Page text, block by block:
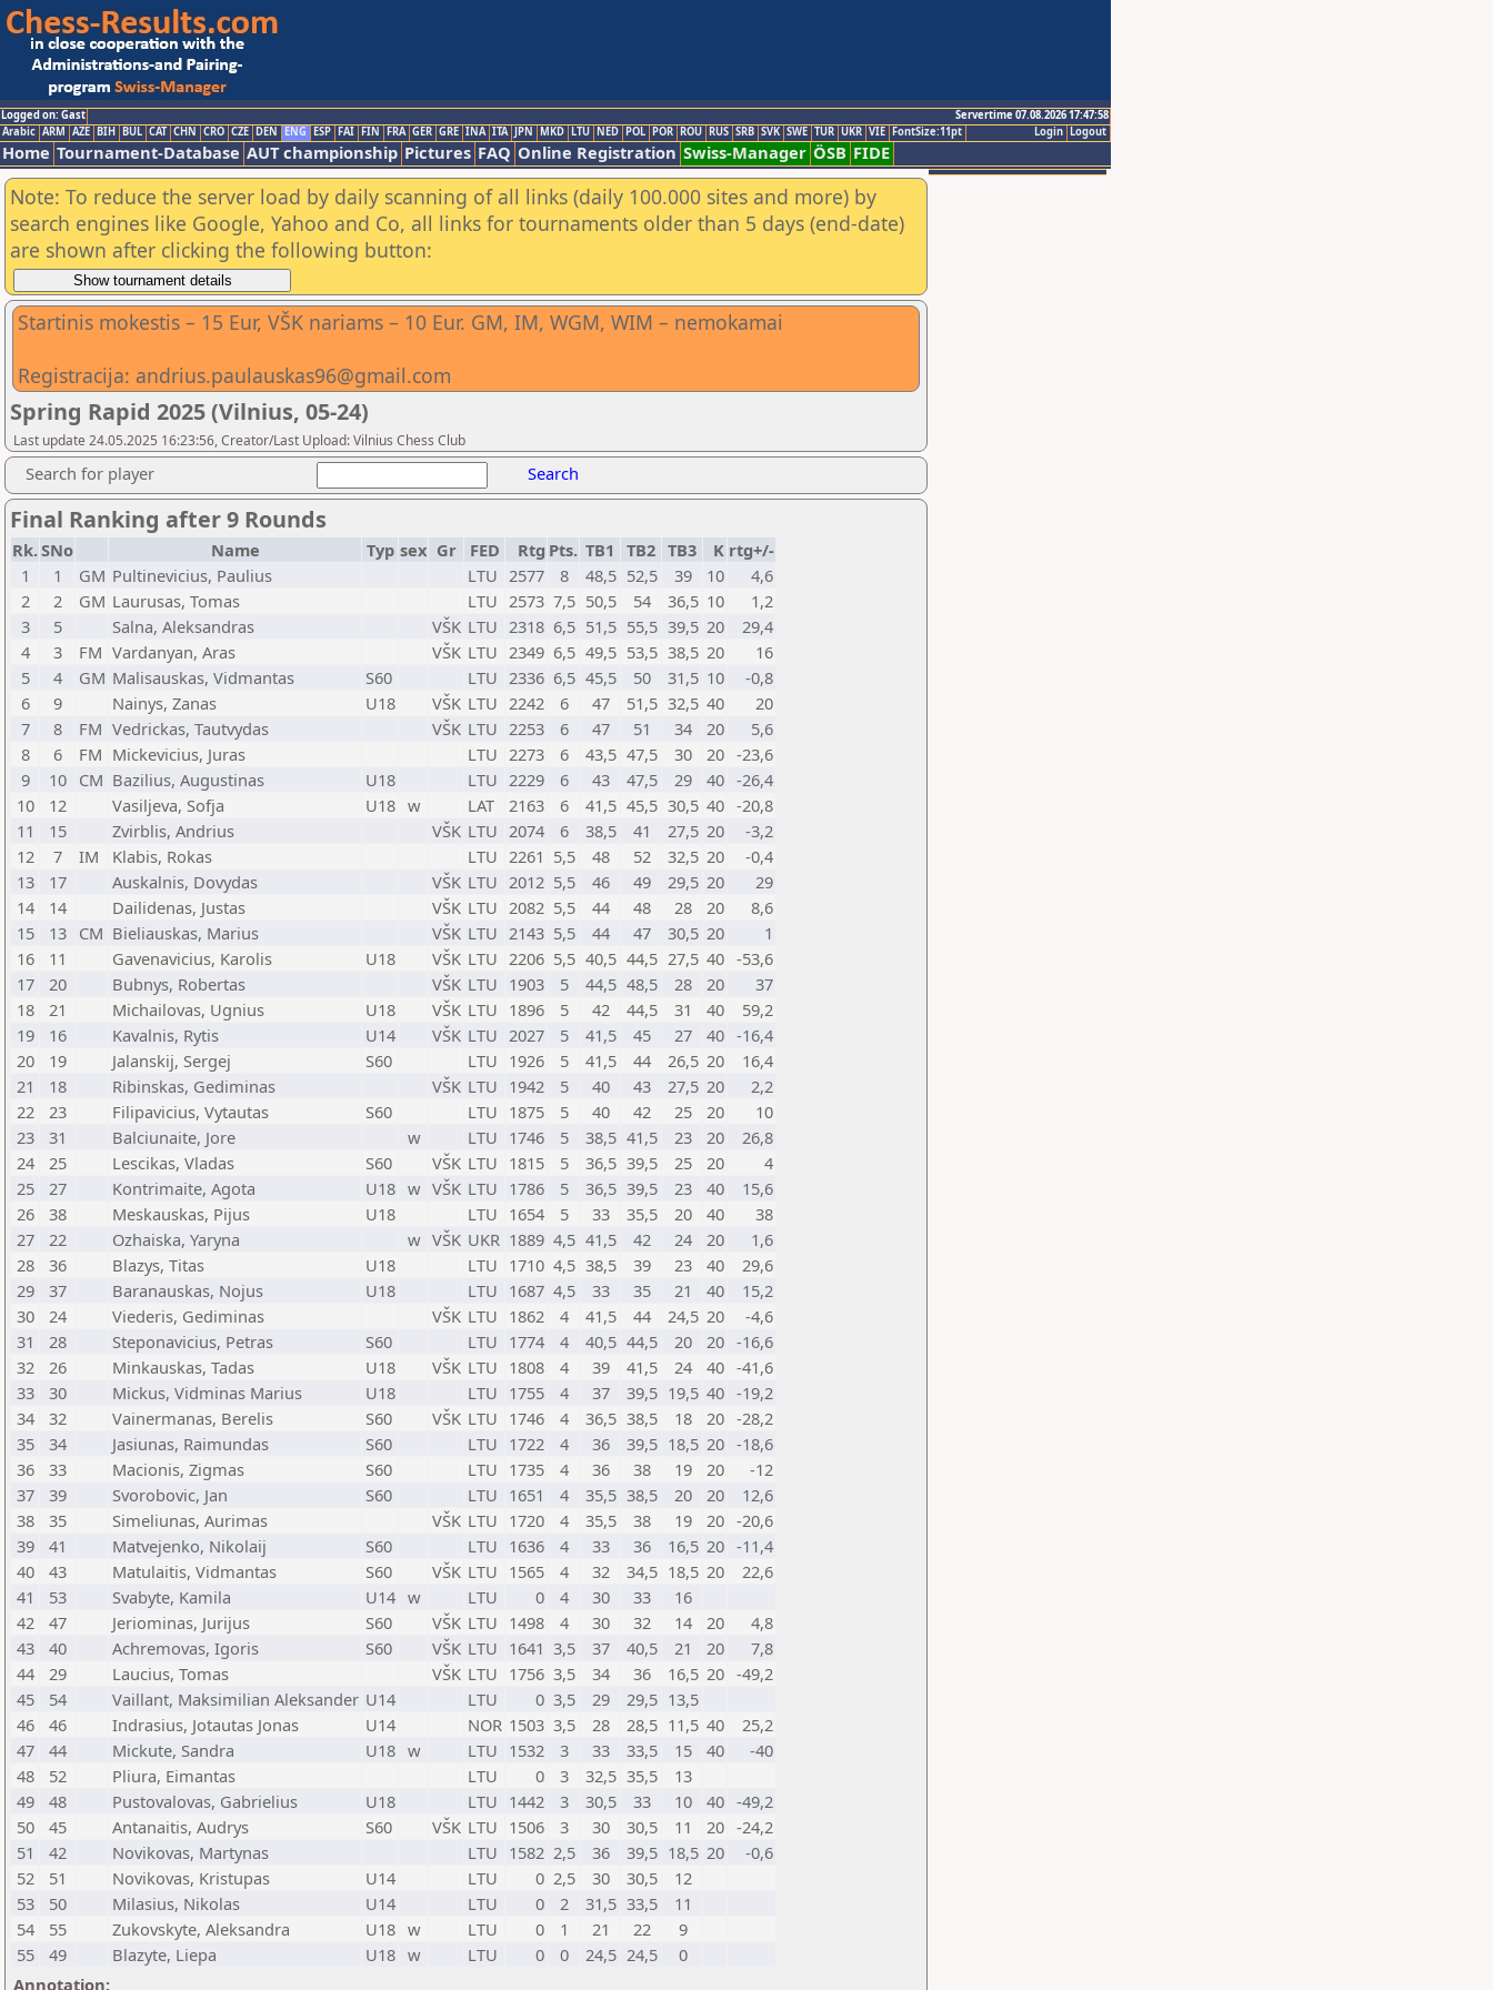
Logged on: Gast
Servertime 07.08.2026 17:47:58
Logout
Login
Arabic ARM AZE BIH BUL CAT CHN CRO CZE DEN ENG ESP FAI FIN FRA GER GRE INA ITA JPN MKD LTU NED POL POR ROU RUS SRB SVK SWE TUR UKR VIE FontSize:11pt
Home Tournament-Database AUT championship Pictures FAQ Online Registration Swiss-Manager ÖSB FIDE
Note: To reduce the server load by daily scanning of all links (daily 100.000 sites and more) by
search engines like Google, Yahoo and Co, all links for tournaments older than 5 days (end-date)
are shown after clicking the following button:
Startinis mokestis – 15 Eur, VŠK nariams – 10 Eur. GM, IM, WGM, WIM – nemokamai
Registracija: andrius.paulauskas96@gmail.com
Spring Rapid 2025 (Vilnius, 05-24)
Last update 24.05.2025 16:23:56, Creator/Last Upload: Vilnius Chess Club
Search for player Search
Final Ranking after 9 Rounds
Rk.SNo Name Typ sex Gr FED Rtg Pts. TB1 TB2 TB3 K rtg+/-
1
1 GM Pultinevicius, Paulius LTU 2577 8 48,5 52,5 39 10
4,6
2
2 GM Laurusas, Tomas LTU 2573 7,5 50,5 54 36,5 10
1,2
3
5 Salna, Aleksandras VŠK LTU 2318 6,5 51,5 55,5 39,5 20
29,4
4
3 FM Vardanyan, Aras VŠK LTU 2349 6,5 49,5 53,5 38,5 20
16
5
4 GM Malisauskas, Vidmantas S60 LTU 2336 6,5 45,5 50 31,5 10
-0,8
6
9 Nainys, Zanas U18 VŠK LTU 2242 6 47 51,5 32,5 40
20
7
8 FM Vedrickas, Tautvydas VŠK LTU 2253 6 47 51 34 20
5,6
8
6 FM Mickevicius, Juras LTU 2273 6 43,5 47,5 30 20 -23,6
9
10 CM Bazilius, Augustinas U18 LTU 2229 6 43 47,5 29 40 -26,4
10
12 Vasiljeva, Sofja U18 w LAT 2163 6 41,5 45,5 30,5 40 -20,8
11
15 Zvirblis, Andrius VŠK LTU 2074 6 38,5 41 27,5 20
-3,2
12
7 IM Klabis, Rokas LTU 2261 5,5 48 52 32,5 20
-0,4
13
17 Auskalnis, Dovydas VŠK LTU 2012 5,5 46 49 29,5 20
29
14
14 Dailidenas, Justas VŠK LTU 2082 5,5 44 48 28 20
8,6
15
13 CM Bieliauskas, Marius VŠK LTU 2143 5,5 44 47 30,5 20
1
16
11 Gavenavicius, Karolis U18 VŠK LTU 2206 5,5 40,5 44,5 27,5 40 -53,6
17
20 Bubnys, Robertas VŠK LTU 1903 5 44,5 48,5 28 20
37
18
21 Michailovas, Ugnius U18 VŠK LTU 1896 5 42 44,5 31 40
59,2
19
16 Kavalnis, Rytis U14 VŠK LTU 2027 5 41,5 45 27 40 -16,4
20
19 Jalanskij, Sergej S60 LTU 1926 5 41,5 44 26,5 20
16,4
21
18 Ribinskas, Gediminas VŠK LTU 1942 5 40 43 27,5 20
2,2
22
23 Filipavicius, Vytautas S60 LTU 1875 5 40 42 25 20
10
23
31 Balciunaite, Jore w LTU 1746 5 38,5 41,5 23 20
26,8
24
25 Lescikas, Vladas S60 VŠK LTU 1815 5 36,5 39,5 25 20
4
25
27 Kontrimaite, Agota U18 w VŠK LTU 1786 5 36,5 39,5 23 40
15,6
26
38 Meskauskas, Pijus U18 LTU 1654 5 33 35,5 20 40
38
27
22 Ozhaiska, Yaryna w VŠK UKR 1889 4,5 41,5 42 24 20
1,6
28
36 Blazys, Titas U18 LTU 1710 4,5 38,5 39 23 40
29,6
29
37 Baranauskas, Nojus U18 LTU 1687 4,5 33 35 21 40
15,2
30
24 Viederis, Gediminas VŠK LTU 1862 4 41,5 44 24,5 20
-4,6
31
28 Steponavicius, Petras S60 LTU 1774 4 40,5 44,5 20 20 -16,6
32
26 Minkauskas, Tadas U18 VŠK LTU 1808 4 39 41,5 24 40 -41,6
33
30 Mickus, Vidminas Marius U18 LTU 1755 4 37 39,5 19,5 40 -19,2
34
32 Vainermanas, Berelis S60 VŠK LTU 1746 4 36,5 38,5 18 20 -28,2
35
34 Jasiunas, Raimundas S60 LTU 1722 4 36 39,5 18,5 20 -18,6
36
33 Macionis, Zigmas S60 LTU 1735 4 36 38 19 20
-12
37
39 Svorobovic, Jan S60 LTU 1651 4 35,5 38,5 20 20
12,6
38
35 Simeliunas, Aurimas VŠK LTU 1720 4 35,5 38 19 20 -20,6
39
41 Matvejenko, Nikolaij S60 LTU 1636 4 33 36 16,5 20 -11,4
40
43 Matulaitis, Vidmantas S60 VŠK LTU 1565 4 32 34,5 18,5 20
22,6
41
53 Svabyte, Kamila U14 w LTU 0 4 30 33
16
42
47 Jeriominas, Jurijus S60 VŠK LTU 1498 4 30 32 14 20
4,8
43
40 Achremovas, Igoris S60 VŠK LTU 1641 3,5 37 40,5 21 20
7,8
44
29 Laucius, Tomas VŠK LTU 1756 3,5 34 36 16,5 20 -49,2
45
54 Vaillant, Maksimilian Aleksander U14 LTU 0 3,5 29 29,5 13,5
46
46 Indrasius, Jotautas Jonas U14 NOR 1503 3,5 28 28,5 11,5 40
25,2
47
44 Mickute, Sandra U18 w LTU 1532 3 33 33,5 15 40
-40
48
52 Pliura, Eimantas LTU 0 3 32,5 35,5
13
49
48 Pustovalovas, Gabrielius U18 LTU 1442 3 30,5 33 10 40 -49,2
50
45 Antanaitis, Audrys S60 VŠK LTU 1506 3 30 30,5 11 20 -24,2
51
42 Novikovas, Martynas LTU 1582 2,5 36 39,5 18,5 20
-0,6
52
51 Novikovas, Kristupas U14 LTU 0 2,5 30 30,5
12
53
50 Milasius, Nikolas U14 LTU 0 2 31,5 33,5
11
54
55 Zukovskyte, Aleksandra U18 w LTU 0 1 21 22
9
55
49 Blazyte, Liepa U18 w LTU 0 0 24,5 24,5
0
Annotation: